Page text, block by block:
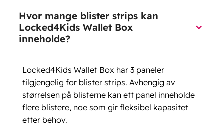
Hvor mange blister strips kan
Locked4Kids Wallet Box
inneholde?
Locked4Kids Wallet Box har 3 paneler
tilgjengelig for blister strips. Avhengig av
størrelsen på blisterne kan ett panel inneholde
flere blistere, noe som gir fleksibel kapasitet
etter behov.